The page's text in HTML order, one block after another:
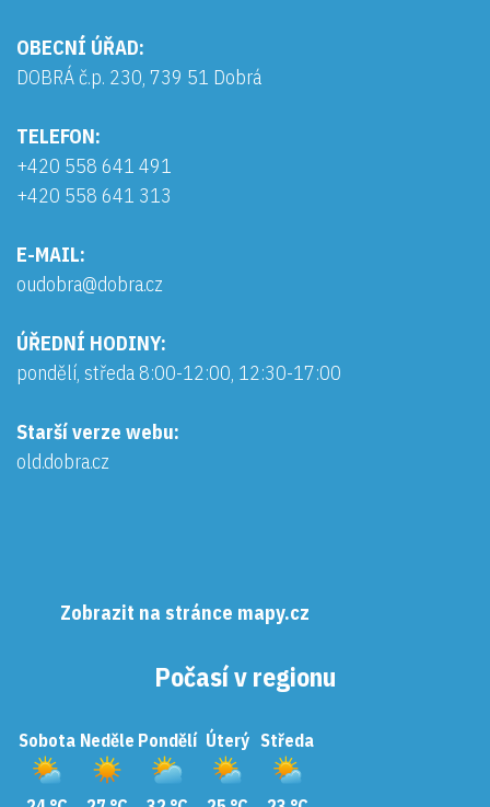
OBECNÍ ÚŘAD:
DOBRÁ č.p. 230, 739 51 Dobrá
TELEFON:
+420 558 641 491
+420 558 641 313
E-MAIL:
oudobra@dobra.cz
ÚŘEDNÍ HODINY:
pondělí, středa 8:00-12:00, 12:30-17:00
Starší verze webu:
old.dobra.cz
Zobrazit na stránce mapy.cz
Počasí v regionu
Sobota Neděle Pondělí Úterý Středa